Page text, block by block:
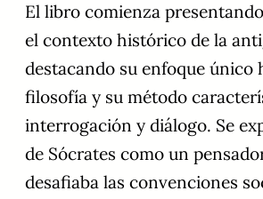
El libro comienza
el contexto histórico de la
destacando su enfoque único
filosofía y su método
interrogación y diálogo. Se
de Sócrates como un
desafiaba las convenciones